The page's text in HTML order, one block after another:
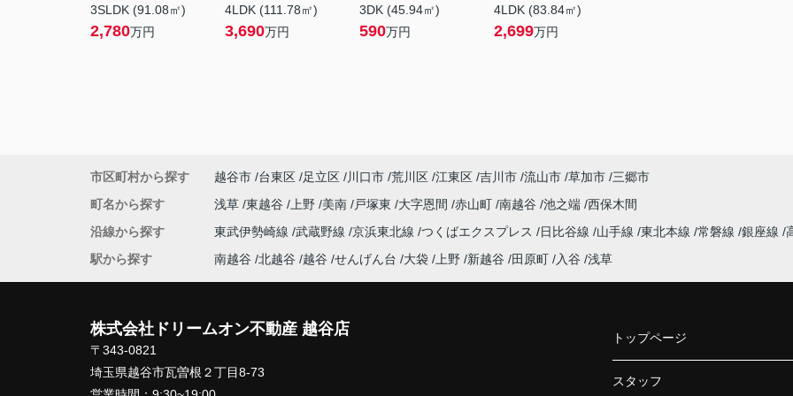
3SLDK (91.08㎡)
2,780万円
4LDK (111.78㎡)
3,690万円
3DK (45.94㎡)
590万円
4LDK (83.84㎡)
2,699万円
市区町村から探す 越谷市 台東区 足立区 川口市 荒川区 江東区 吉川市 流山市 草加市 三郷市
町名から探す
浅草 東越谷 上野 美南 戸塚東 大字恩間 赤山町 南越谷 池之端 西保木間
沿線から探す
東武伊勢崎線 武蔵野線 京浜東北線 つくばエクスプレス 日比谷線 山手線 東北本線 常磐線 銀座線
駅から探す
南越谷 北越谷 越谷 せんげん台 大袋 上野 新越谷 田原町 入谷 浅草
株式会社ドリームオン不動産 越谷店
〒343-0821
埼玉県越谷市瓦曽根２丁目8-73
トップページ
スタッフ